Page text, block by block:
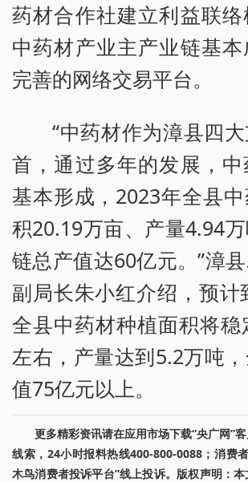
药材合作社建立利益联
中药材产业主产业链基
完善的网络交易平台。
“中药材作为漳县四
首，通过多年的发展，
基本形成，2023年全县
积20.19万亩、产量4.94
链总产值达60亿元。”漳
副局长朱小红介绍，预计
全县中药材种植面积将稳
左右，产量达到5.2万吨
值75亿元以上。
更多精彩资讯请在应用市场下载“央广网”
线索，24小时报料热线400-800-0088；消费
木鸟消费者投诉平台”线上投诉。版权声明：